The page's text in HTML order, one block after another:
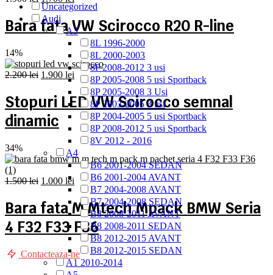
inițial
a
fost:
1.900 lei.
curent
este:
1.700 lei.
Bara fata VW Scirocco R20 R-line
14%
2.200lei Prețul
fost:
2.200 lei.
1.900 lei Prețul
curent
este:
1.900 lei.
Stopuri LED VW Scirocco semnal
dinamic
34%
1.500lei Prețul
a
fost:
1.500 lei.
1.000 lei Prețul
curent
este:
1.000 lei.
Bara fata M Mtech Mpack BMW Seria
4 F32 F33 F36
Contacteaza-ne
Uncategorized
Audi
A3
8L 1996-2000
8L 2000-2003
8P 2008-2012 3 usi
8P 2005-2008 5 usi Sportback
8P 2005-2008 3 Usi
8P 2003-2005 3 usi
8P 2004-2005 5 usi Sportback
8P 2008-2012 5 usi Sportback
8V 2012 - 2016
A4
B6 2001-2004 SEDAN
B6 2001-2004 AVANT
B7 2004-2008 AVANT
B7 2004-2008 SEDAN
B8 2008-2011 AVANT
B8 2008-2011 SEDAN
B8 2012-2015 AVANT
B8 2012-2015 SEDAN
A1 2010-2014